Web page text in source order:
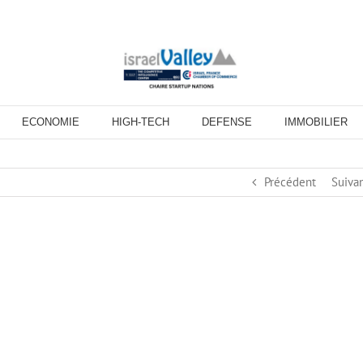
ECONOMIE HIGH-TECH DEFENSE IMMOBILIER
Précédent